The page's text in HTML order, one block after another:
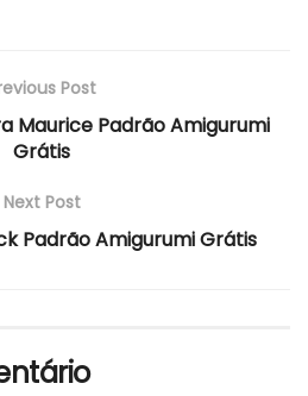
Post
Maurice Padrão Amigurumi
Grátis
Next Post
Padrão Amigurumi Grátis